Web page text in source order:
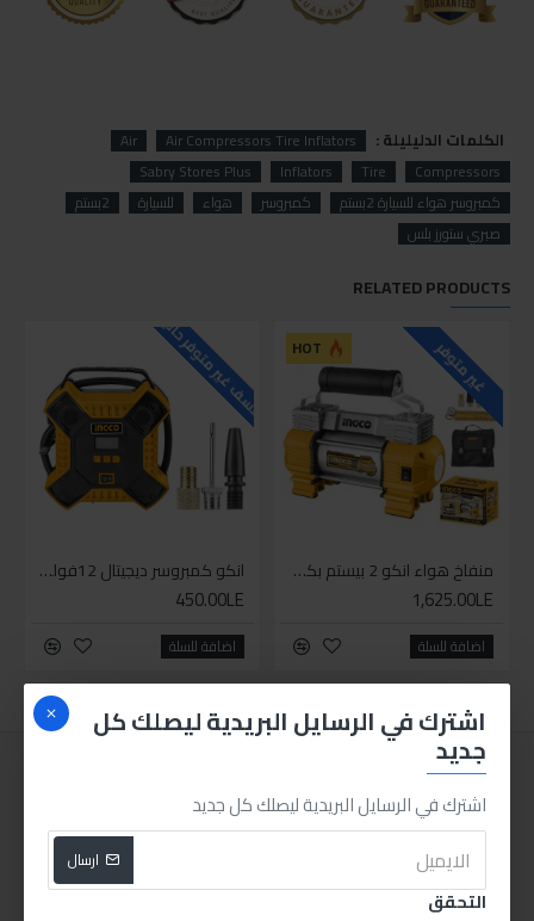
اشترك في الرسايل البريدية ليصلك كل
جديد
اشترك في الرسايل البريدية ليصلك كل جديد
ارسال
التحقق
الكلمات الدليليلة : Air Compressors Tire Inflators
Air
Compressors
Tire
Inflators
Sabry Stores Plus
كمبروسر هواء للسيارة 2بستم
كمبروسر هواء للسيارة
2بستم
صبري ستورز بلس
RELATED PRODUCTS
HOT غير متوفر
منفاخ هواء انكو 2 بيستم بكشاف
1,625.00LE
اضافة للسلة
للاسف غير متوفر حاليا
انكو كمبروسر ديجيتال 12فولت 1بستم
450.00LE
اضافة للسلة